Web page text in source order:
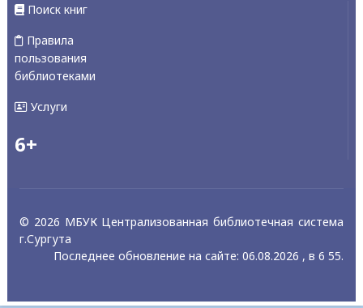
Поиск книг
Правила
пользования
библиотеками
Услуги
6+
© 2026 МБУК Централизованная библиотечная система
г.Сургута
Последнее обновление на сайте: 06.08.2026 , в 6 55.